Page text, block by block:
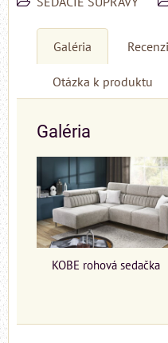
Galéria
Otázka k produktu
Galéria
KOBE rohová sedačka